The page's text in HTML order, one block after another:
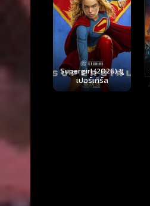
(2026) ซู
Masters of the
Universe (2026)
นักรบเจ้าจักรวาล